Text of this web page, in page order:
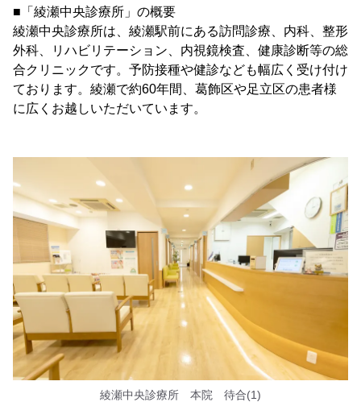
■「綾瀬中央診療所」の概要
綾瀬中央診療所は、綾瀬駅前にある訪問診療、内科、整形
外科、リハビリテーション、内視鏡検査、健康診断等の総
合クリニックです。予防接種や健診なども幅広く受け付け
ております。綾瀬で約60年間、葛飾区や足立区の患者様
に広くお越しいただいています。
綾瀬中央診療所 本院 待合(1)